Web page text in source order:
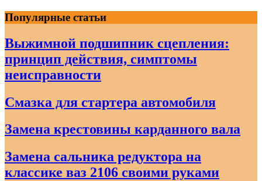
Skip
to
content
Популярные статьи
Выжимной подшипник сцепления:
принцип действия, симптомы
неисправности
Смазка для стартера автомобиля
Замена крестовины карданного вала
Замена сальника редуктора на
классике ваз 2106 своими руками